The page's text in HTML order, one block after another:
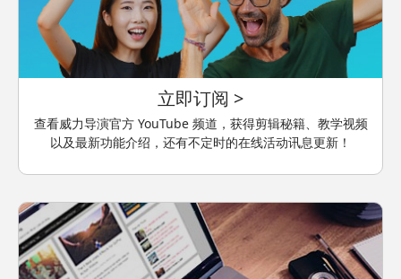
立即订阅 >
查看威力导演官方 YouTube 频道，获得剪辑秘籍、教学视频
以及最新功能介绍，还有不定时的在线活动讯息更新！